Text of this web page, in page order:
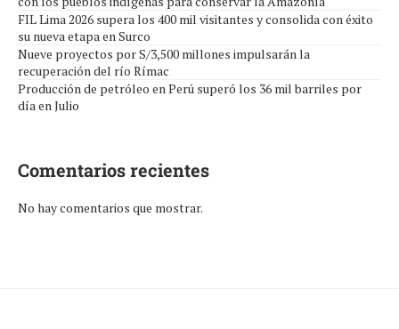
FIL Lima 2026 supera los 400 mil visitantes y consolida con éxito
su nueva etapa en Surco
Nueve proyectos por S/3,500 millones impulsarán la
recuperación del río Rímac
Producción de petróleo en Perú superó los 36 mil barriles por
día en Julio
Comentarios recientes
No hay comentarios que mostrar.